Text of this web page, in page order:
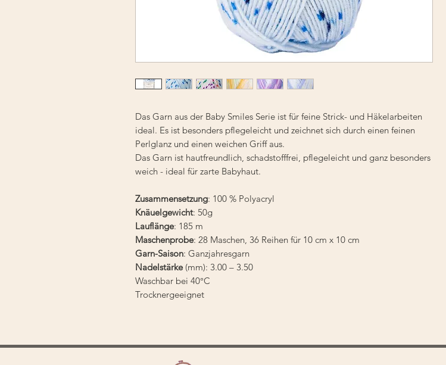
Das Garn aus der Baby Smiles Serie ist für feine Strick- und Häkelarbeiten
ideal. Es ist besonders pflegeleicht und zeichnet sich durch einen feinen
Perlglanz und einen weichen Griff aus.
Das Garn ist hautfreundlich, schadstofffrei, pflegeleicht und ganz besonders
weich - ideal für zarte Babyhaut.
Zusammensetzung: 100 % Polyacryl
Knäuelgewicht: 50g
Lauflänge: 185 m
Maschenprobe: 28 Maschen, 36 Reihen für 10 cm x 10 cm
Garn-Saison: Ganzjahresgarn
Nadelstärke(mm): 3.00 – 3.50
Waschbar bei 40°C
Trocknergeeignet